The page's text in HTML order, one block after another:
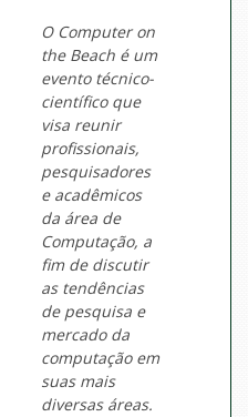
O Computer on
the Beach é um
evento técnico-
científico que
visa reunir
profissionais,
pesquisadores
e acadêmicos
da área de
Computação, a
fim de discutir
as tendências
de pesquisa e
mercado da
computação em
suas mais
diversas áreas.